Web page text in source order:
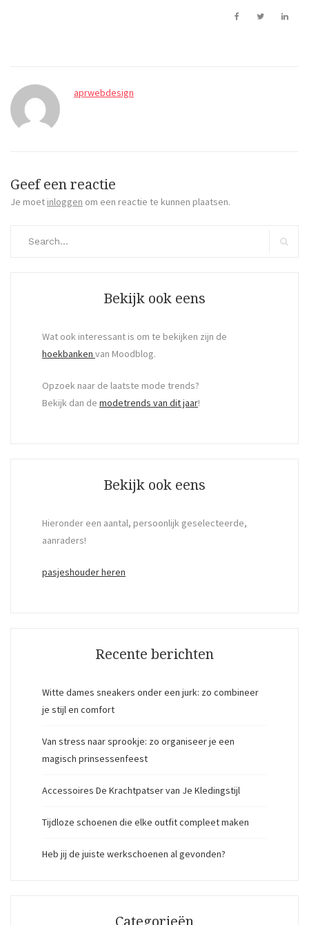
aprwebdesign
Geef een reactie
Je moet inloggen om een reactie te kunnen plaatsen.
Bekijk ook eens
Wat ook interessant is om te bekijken zijn de
hoekbanken van Moodblog.
Opzoek naar de laatste mode trends?
Bekijk dan de modetrends van dit jaar!
Bekijk ook eens
Hieronder een aantal, persoonlijk geselecteerde,
aanraders!
pasjeshouder heren
Recente berichten
Witte dames sneakers onder een jurk: zo combineer
je stijl en comfort
Van stress naar sprookje: zo organiseer je een
magisch prinsessenfeest
Accessoires De Krachtpatser van Je Kledingstijl
Tijdloze schoenen die elke outfit compleet maken
Heb jij de juiste werkschoenen al gevonden?